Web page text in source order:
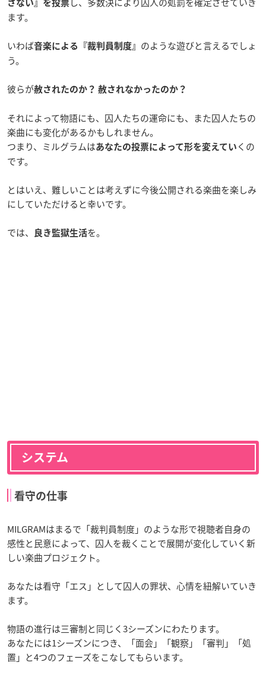
さない』を投票 し、多数決により囚人の処罰を確定させていき
ます。
いわば音楽による『裁判員制度』 のような遊びと言えるでしょ
う。
彼らが赦されたのか？ 赦されなかったのか？
それによって物語にも、囚人たちの運命にも、また囚人たちの
楽曲にも変化があるかもしれません。
つまり、ミルグラムはあなたの投票によって形を変えてい くの
です。
とはいえ、難しいことは考えずに今後公開される楽曲を楽しみ
にしていただけると幸いです。
では、 良き監獄生活を。
システム
看守の仕事
MILGRAMはまるで「裁判員制度」のような形で視聴者自身の
感性と民意によって、囚人を裁くことで展開が変化していく新
しい楽曲プロジェクト。
あなたは看守「エス」として囚人の罪状、心情を紐解いていき
ます。
物語の進行は三審制と同じく3シーズンにわたります。
あなたには1シーズンにつき、「面会」「観察」「審判」「処
置」と4つのフェーズをこなしてもらいます。